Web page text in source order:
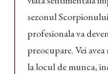
sezonul
profesionala va
preocupare. Vei
la locul de munca,